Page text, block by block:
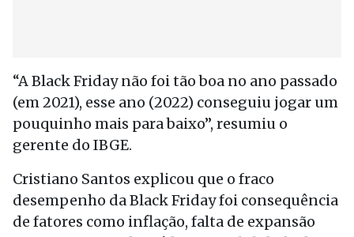
“A Black Friday não foi tão boa no ano passado
(em 2021), esse ano (2022) conseguiu jogar um
pouquinho mais para baixo”, resumiu o
gerente do IBGE.
Cristiano Santos explicou que o fraco
desempenho da Black Friday foi consequência
de fatores como inflação, falta de expansão